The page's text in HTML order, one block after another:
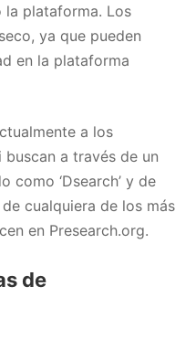
la plataforma. Los
ya que pueden
en la plataforma
a los
buscan a través de un
como ‘Dsearch’ y de
cualquiera de los más
en Presearch.org.
de